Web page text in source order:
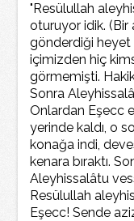
"Resülullah
oturuyor idik. (Bir
gönderdiği heyet
içimizden hiç
görmemişti.
Sonra
Onlardan Eşecc
yerinde kaldı, o
konağa indi,
kenara bıraktı.
Aleyhissalâtu
Resülullah
Eşecc! Sende